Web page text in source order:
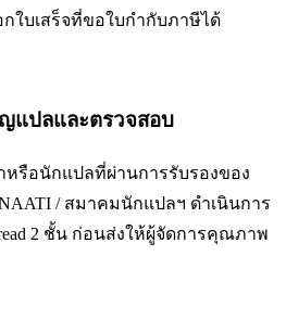
ใบเสร็จที่ขอใบกำกับภาษีได้
แปลและตรวจสอบ
หรือนักแปลที่ผ่านการรับรองของ
/ สมาคมนักแปลฯ ดำเนินการ
2 ชั้น ก่อนส่งให้ผู้จัดการคุณภาพ